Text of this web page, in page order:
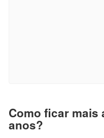
Como ficar mais
anos?